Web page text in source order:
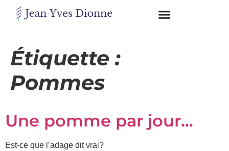
Étiquette :
Pommes
Une pomme par jour…
Est-ce que l’adage dit vrai?
en
contact
mon
pdf
GRAS,